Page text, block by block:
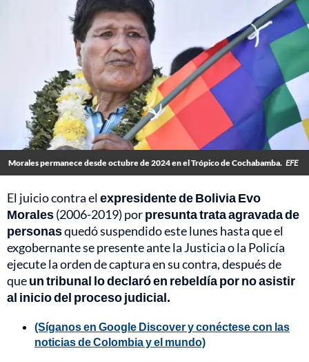
Morales permanece desde octubre de 2024 en el Trópico de Cochabamba. EFE
El juicio contra elexpresidente de Bolivia Evo
Morales(2006-2019) porpresunta trata agravada de
personasquedó suspendido este lunes hasta que el
exgobernante se presente ante la Justicia o la Policía
ejecute la orden de captura en su contra, después de
queun tribunal lo declaró en rebeldía por no asistir
al inicio del proceso judicial.
(Síganos en Google Discover y conéctese con las
noticias de Colombia y el mundo)